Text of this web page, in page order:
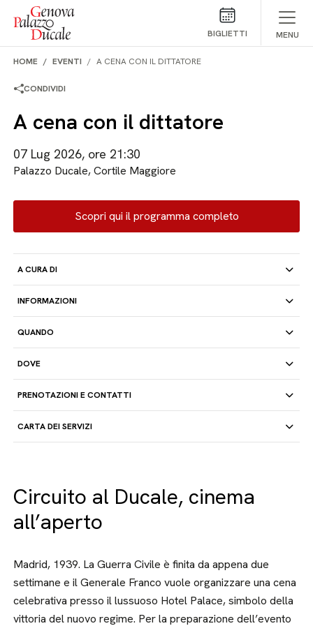
Salta al contenuto
BIGLIETTI MENU
HOME EVENTI A CENA CON IL DITTATORE
CONDIVIDI
A cena con il dittatore
07 Lug 2026, ore 21:30
Palazzo Ducale, Cortile Maggiore
Scopri qui il programma completo
A CURA DI
INFORMAZIONI
QUANDO
DOVE
PRENOTAZIONI E CONTATTI
CARTA DEI SERVIZI
Circuito al Ducale, cinema
all’aperto
Madrid, 1939. La Guerra Civile è finita da appena due
settimane e il Generale Franco vuole organizzare una cena
celebrativa presso il lussuoso Hotel Palace, simbolo della
vittoria del nuovo regime. Per la preparazione dell’evento